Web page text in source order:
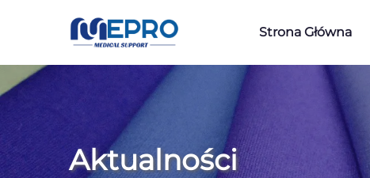
Strona Główna
Aktualności